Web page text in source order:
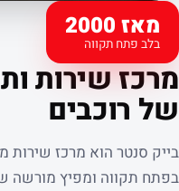
מאז 2000
בלב פתח תקווה
קצת עלינו
מרכז שירות
של רוכבים
בייק סנטר הוא מרכז שירות
בפתח תקווה ומפיץ מורשה